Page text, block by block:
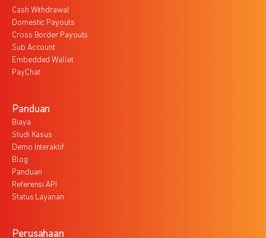
Cash Withdrawal
Domestic Payouts
Cross Border Payouts
Sub Account
Embedded Wallet
PayChat
Panduan
Biaya
Studi Kasus
Demo Interaktif
Blog
Panduan
Referensi API
Status Layanan
Perusahaan